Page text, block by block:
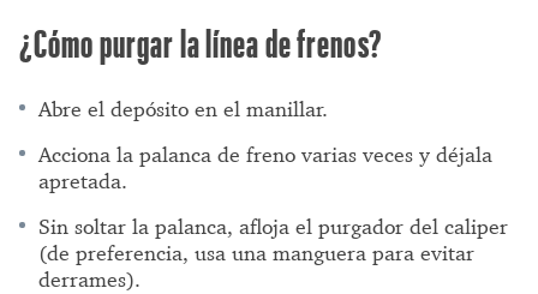
¿Cómo purgar la línea de frenos?
Abre el depósito en el manillar.
Acciona la palanca de freno varias veces y déjala
apretada.
Sin soltar la palanca, afloja el purgador del caliper
(de preferencia, usa una manguera para evitar
derrames).